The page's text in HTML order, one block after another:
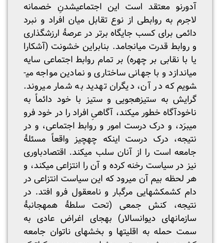
آدورنو معتقد است این اجتماعی­شدنِ خصمانه
لاجرم به روابطی از نوع تقابل میان افراد و نبرد
دائمی برای کسب جایگاه برتر در عرصۀ ارزش­گذاری
و روابط قدرت می­انجامد. بنابراین خشونت (آشکارا
یا با نقابی بر چهره) بر تمام روابط اجتماعی سایه
می­اندازد و با جهانی ساختاری و نمادین مواجه می­
شویم که در آن، دیگران تهدید به شمار می­روند.
گرایش به ستیزه­جویی و ستیز با خود دائماً به
ناخودآگاه خطور می­کند، آگاهیِ افراد را در خود فرو
می­برَد، و درک درست امور و روابط اجتماعی، و در
نتیجه، درک درست اینکه چه­چیز واقعاً مسئلۀ
جامعه است را از آنان سلب می­کند. اقتصادباوری
نیز در سیاست رخنه کرده و آن را انتزاعی می­کند، و
هر لحظه بیم آن می­رود که این سیاست انتزاعی در
دام کشمکش­هایی مرگبار و نامعقول فرو افتد. در
نتیجه، کنش جمعی (تحت سلطۀ همه­جانبۀ
سازمان­های دیوان­سالار) به­جای اغراض عادی به
سمت حمله به اقلیت­ها و بخش­های ناتوان جامعه